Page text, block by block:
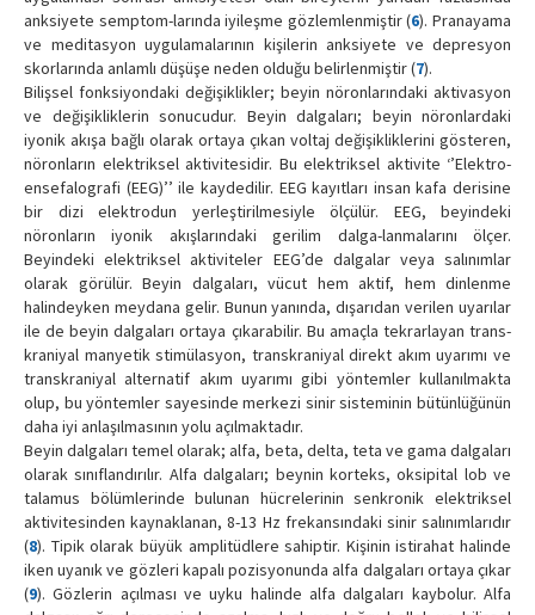
anksiyete semptom-larında iyileşme gözlemlenmiştir (6). Pranayama
ve meditasyon uygulamalarının kişilerin anksiyete ve depresyon
skorlarında anlamlı düşüşe neden olduğu belirlenmiştir (7).
Bilişsel fonksiyondaki değişiklikler; beyin nöronlarındaki aktivasyon
ve değişikliklerin sonucudur. Beyin dalgaları; beyin nöronlardaki
iyonik akışa bağlı olarak ortaya çıkan voltaj değişikliklerini gösteren,
nöronların elektriksel aktivitesidir. Bu elektriksel aktivite ‘’Elektro-
ensefalografi (EEG)’’ ile kaydedilir. EEG kayıtları insan kafa derisine
bir dizi elektrodun yerleştirilmesiyle ölçülür. EEG, beyindeki
nöronların iyonik akışlarındaki gerilim dalga-lanmalarını ölçer.
Beyindeki elektriksel aktiviteler EEG’de dalgalar veya salınımlar
olarak görülür. Beyin dalgaları, vücut hem aktif, hem dinlenme
halindeyken meydana gelir. Bunun yanında, dışarıdan verilen uyarılar
ile de beyin dalgaları ortaya çıkarabilir. Bu amaçla tekrarlayan trans-
kraniyal manyetik stimülasyon, transkraniyal direkt akım uyarımı ve
transkraniyal alternatif akım uyarımı gibi yöntemler kullanılmakta
olup, bu yöntemler sayesinde merkezi sinir sisteminin bütünlüğünün
daha iyi anlaşılmasının yolu açılmaktadır.
Beyin dalgaları temel olarak; alfa, beta, delta, teta ve gama dalgaları
olarak sınıflandırılır. Alfa dalgaları; beynin korteks, oksipital lob ve
talamus bölümlerinde bulunan hücrelerinin senkronik elektriksel
aktivitesinden kaynaklanan, 8-13 Hz frekansındaki sinir salınımlarıdır
(8). Tipik olarak büyük amplitüdlere sahiptir. Kişinin istirahat halinde
iken uyanık ve gözleri kapalı pozisyonunda alfa dalgaları ortaya çıkar
(9). Gözlerin açılması ve uyku halinde alfa dalgaları kaybolur. Alfa